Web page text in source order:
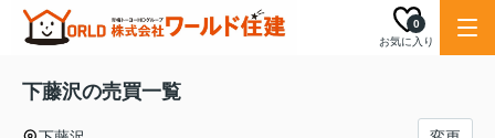
お気に入り
0
下藤沢の売買一覧